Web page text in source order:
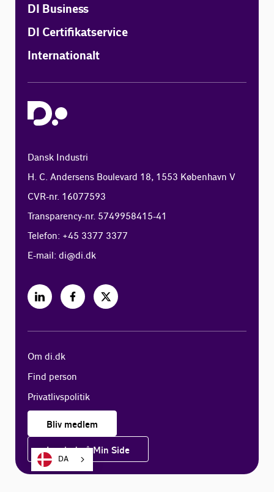
DI Business
DI Certifikatservice
Internationalt
Dansk Industri
H. C. Andersens Boulevard 18, 1553 København V
CVR-nr. 16077593
Transparency-nr. 5749958415-41
Telefon: +45 3377 3377
E-mail:di@di.dk
Om di.dk
Find person
Privatlivspolitik
Bliv medlem
Log ind på Min Side
DA